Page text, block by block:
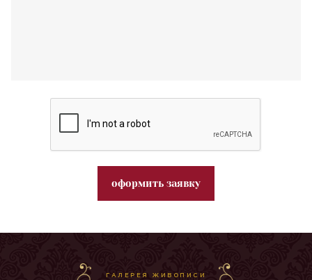
оформить заявку
ГАЛЕРЕЯ ЖИВОПИСИ